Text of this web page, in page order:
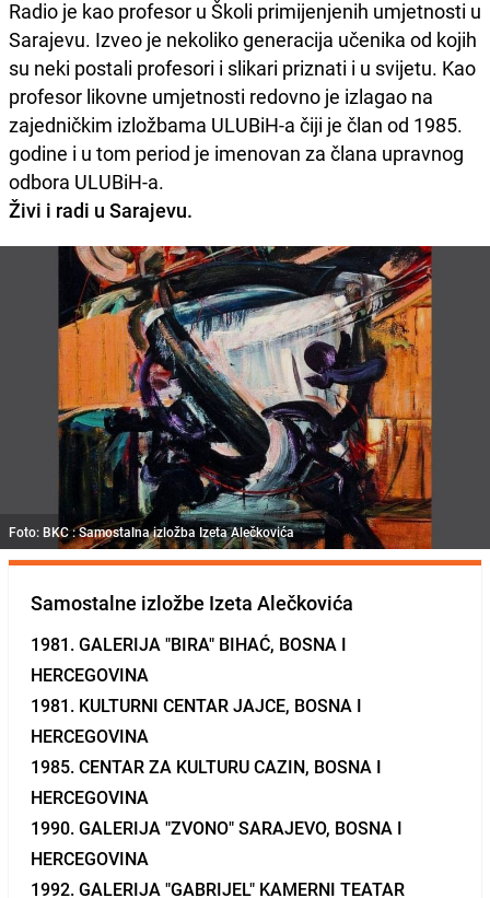
Radio je kao profesor u Školi primijenjenih umjetnosti u
Sarajevu. Izveo je nekoliko generacija učenika od kojih
su neki postali profesori i slikari priznati i u svijetu. Kao
profesor likovne umjetnosti redovno je izlagao na
zajedničkim izložbama ULUBiH-a čiji je član od 1985.
godine i u tom period je imenovan za člana upravnog
odbora ULUBiH-a.
Živi i radi u Sarajevu.
Foto: BKC : Samostalna izložba Izeta Alečkovića
Samostalne izložbe Izeta Alečkovića
1981. GALERIJA "BIRA" BIHAĆ, BOSNA I
HERCEGOVINA
1981. KULTURNI CENTAR JAJCE, BOSNA I
HERCEGOVINA
1985. CENTAR ZA KULTURU CAZIN, BOSNA I
HERCEGOVINA
1990. GALERIJA "ZVONO" SARAJEVO, BOSNA I
HERCEGOVINA
1992. GALERIJA "GABRIJEL" KAMERNI TEATAR